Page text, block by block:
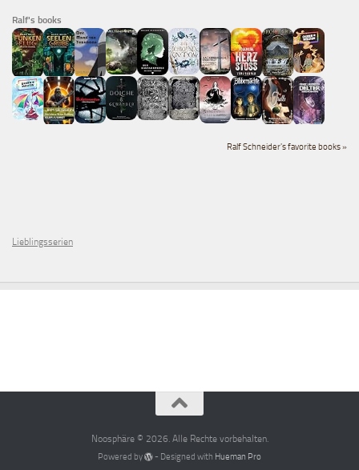
Ralf's books
Ralf Schneider's favorite books »
Lieblingsserien
Noosphäre © 2026. Alle Rechte vorbehalten.
Powered by - Designed with Hueman Pro